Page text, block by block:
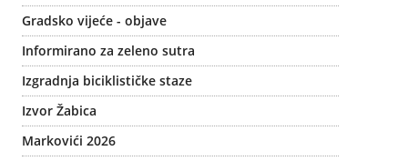
Gradsko vijeće - objave
Informirano za zeleno sutra
Izgradnja biciklističke staze
Izvor Žabica
Markovići 2026